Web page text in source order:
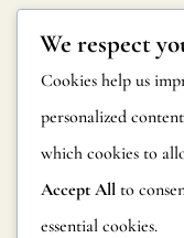
Política de
cookies
Condiciones
generales
Aviso legal
We respect
Cookies help us
personalized
which cookies to
Accept All to
essential cookies.